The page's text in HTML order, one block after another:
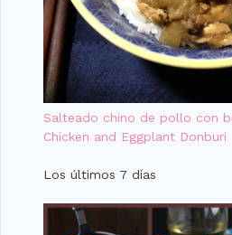
Salteado chino de pollo con
Chicken and Eggplant Donburi
Los últimos 7 días